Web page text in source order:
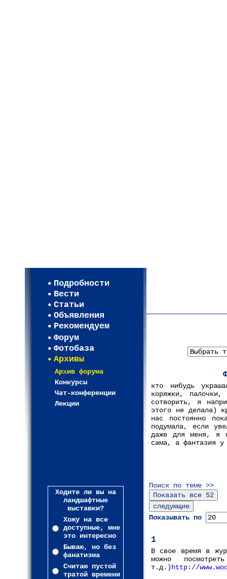
Подробности
Вести
Статьи
Объявления
Рекомендуем
Форум
Фотобаза
Архивы
Архив форума
Конкурсы
Чат-конференции
Лекции
Ходите ли вы на
ландшафтные
выставки?
Хожу на все
доступные, мне
это интересно
Бываю, но без
фанатизма
Считаю пустой
тратой времени
кто нибудь
коряжки,
сотворить, я
этого не делала)
нас постоянно
подумала, если
даже для меня, я
сама, а фантазия у
Поиск по теме >>
Показывать по
1
В свое время в
можно
т.д.) http://